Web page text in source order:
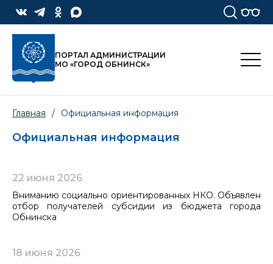
ПОРТАЛ АДМИНИСТРАЦИИ
МО «ГОРОД ОБНИНСК»
Главная / Официальная информация
Официальная информация
22 июня 2026
Вниманию социально ориентированных НКО. Объявлен
отбор получателей субсидии из бюджета города
Обнинска
18 июня 2026